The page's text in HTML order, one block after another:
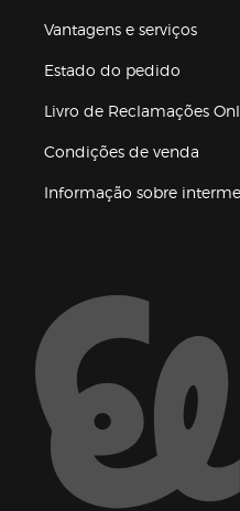
Vantagens e serviços
Estado do pedido
Livro de Reclamações
Condições de venda
Informação sobre